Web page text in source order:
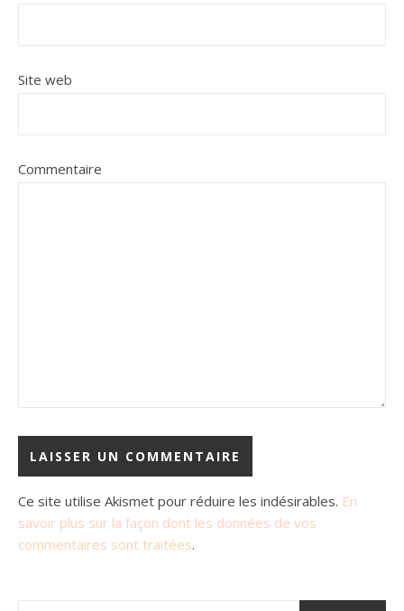
Site web
Commentaire
Ce site utilise Akismet pour réduire les indésirables. En
savoir plus sur la façon dont les données de vos
commentaires sont traitées.